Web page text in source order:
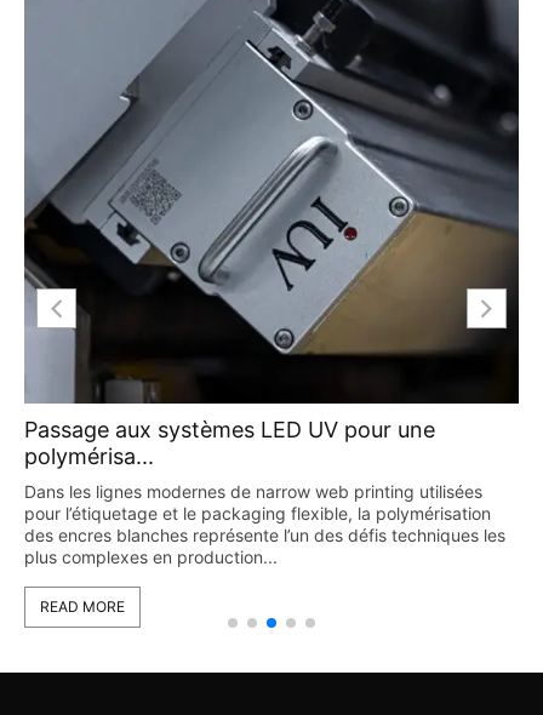
Passage aux systèmes LED UV pour une
polymérisa...
Dans les lignes modernes de narrow web printing utilisées
pour l’étiquetage et le packaging flexible, la polymérisation
des encres blanches représente l’un des défis techniques les
plus complexes en production...
READ MORE